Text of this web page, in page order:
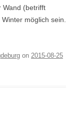
Wand (betrifft
möglich sein.
on 2015-08-25